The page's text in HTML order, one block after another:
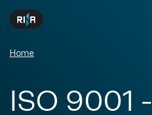
Home
ISO 9001 -